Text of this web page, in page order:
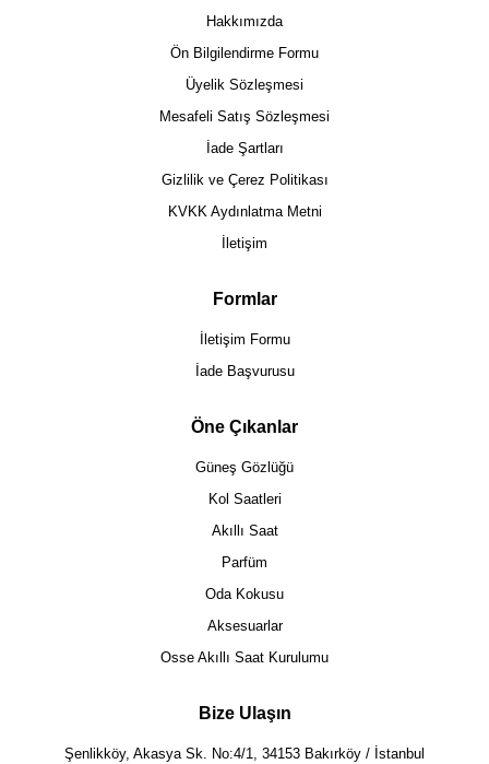
Hakkımızda
Ön Bilgilendirme Formu
Üyelik Sözleşmesi
Mesafeli Satış Sözleşmesi
İade Şartları
Gizlilik ve Çerez Politikası
KVKK Aydınlatma Metni
İletişim
Formlar
İletişim Formu
İade Başvurusu
Öne Çıkanlar
Güneş Gözlüğü
Kol Saatleri
Akıllı Saat
Parfüm
Oda Kokusu
Aksesuarlar
Osse Akıllı Saat Kurulumu
Bize Ulaşın
Şenlikköy, Akasya Sk. No:4/1, 34153 Bakırköy / İstanbul